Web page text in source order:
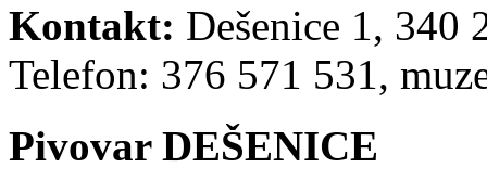
Kontakt: Dešenice 1, 340
Telefon: 376 571 531,
Pivovar DEŠENICE